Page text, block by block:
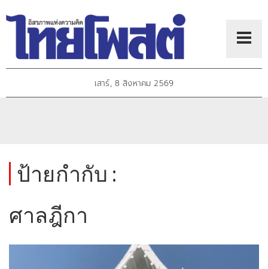
เสาร์, 8 สิงหาคม 2569
ป้ายกำกับ :
ศาลฎีกา